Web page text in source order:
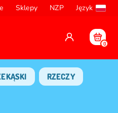
Sklepy NZP Język
0
RZECZY